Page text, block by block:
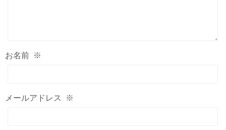
お名前 ※
メールアドレス ※